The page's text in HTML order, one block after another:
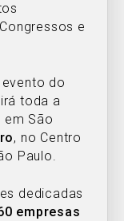
e
do
toda a
São
, no Centro
Paulo.
dedicadas
empresas